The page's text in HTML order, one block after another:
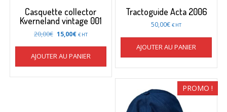
Casquette collector
Kverneland vintage 001
20,00€ Le
était :
20,00€.
15,00€Le
est :
15,00€.
€ HT
AJOUTER AU PANIER
Tractoguide Acta 2006
50,00€ € HT
AJOUTER AU PANIER
PROMO !